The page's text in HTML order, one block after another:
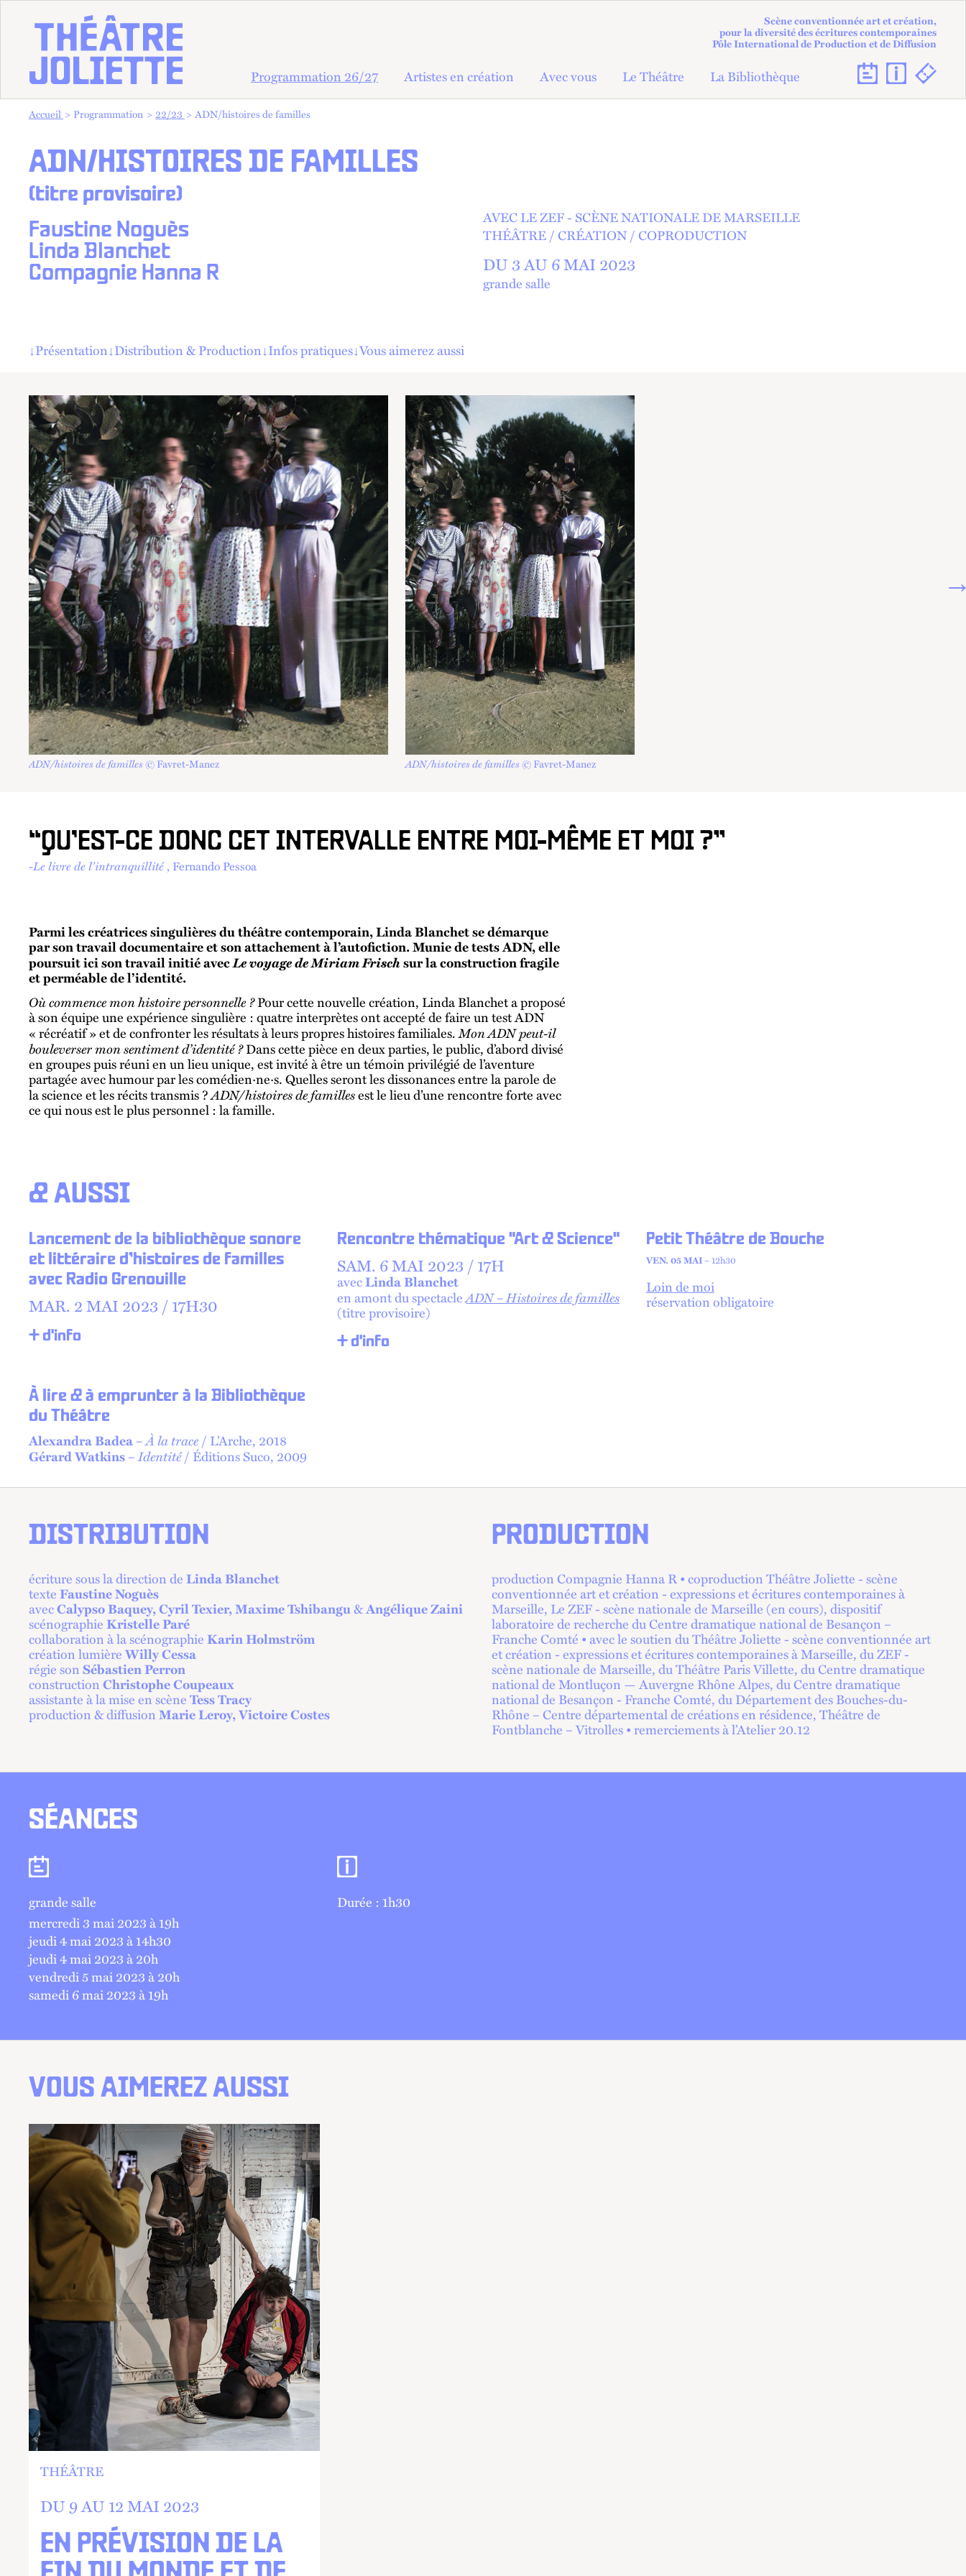
Scène conventionnée art et création,
pour la diversité des écritures contemporaines
Pôle International de Production et de Diffusion
Programmation 26/27 Artistes en création Avec vous Le Théâtre La Bibliothèque
Vous êtes dans :
Accueil Programmation 22/23 ADN/histoires de familles
ADN/HISTOIRES DE FAMILLES
(titre provisoire)
Faustine Noguès
Linda Blanchet
Compagnie Hanna R
AVEC LE ZEF - SCÈNE NATIONALE DE MARSEILLE
THÉÂTRE
CRÉATION COPRODUCTION
DU 3 AU6 MAI 2023
grande salle
↓Présentation↓Distribution & Production↓Infos pratiques↓Vous aimerez aussi
ADN/histoires de familles © Favret-Manez ADN/histoires de familles © Favret-Manez
“QU’EST-CE DONC CET INTERVALLE ENTRE MOI-MÊME ET MOI ?”
-Le livre de l’intranquillité, Fernando Pessoa
Parmi les créatrices singulières du théâtre contemporain, Linda Blanchet se démarque
par son travail documentaire et son attachement à l’autofiction. Munie de tests ADN, elle
poursuit ici son travail initié avecLe voyage de Miriam Frischsur la construction fragile
et perméable de l’identité.
Où commence mon histoire personnelle ?Pour cette nouvelle création, Linda Blanchet a proposé
à son équipe une expérience singulière : quatre interprètes ont accepté de faire un test ADN
« récréatif » et de confronter les résultats à leurs propres histoires familiales.Mon ADN peut-il
bouleverser mon sentiment d’identité ?Dans cette pièce en deux parties, le public, d’abord divisé
en groupes puis réuni en un lieu unique, est invité à être un témoin privilégié de l’aventure
partagée avec humour par les comédien·ne·s. Quelles seront les dissonances entre la parole de
la science et les récits transmis ?ADN/histoires de famillesest le lieu d’une rencontre forte avec
ce qui nous est le plus personnel : la famille.
& AUSSI
Lancement de la bibliothèque sonore
et littéraire d’histoires de familles
avec Radio Grenouille
MAR. 2 MAI 2023 /17H30
+ d'info
Rencontre thématique "Art & Science"
SAM. 6 MAI 2023 /17H
avecLinda Blanchet
en amont du spectacleADN – Histoires de familles
(titre provisoire)
+ d'info
Petit Théâtre de Bouche
VEN. 05 MAI– 12h30
Loin de moi
réservation obligatoire
À lire & à emprunter à la Bibliothèque
du Théâtre
Alexandra Badea–À la trace/ L’Arche, 2018
Gérard Watkins–Identité/ Éditions Suco, 2009
DISTRIBUTION
écriture sous la direction deLinda Blanchet
texteFaustine Noguès
avecCalypso Baquey, Cyril Texier, Maxime Tshibangu&Angélique Zaini
scénographieKristelle Paré
collaboration à la scénographieKarin Holmström
création lumièreWilly Cessa
régie sonSébastien Perron
constructionChristophe Coupeaux
assistante à la mise en scèneTess Tracy
production & diffusionMarie Leroy, Victoire Costes
PRODUCTION
production Compagnie Hanna R • coproduction Théâtre Joliette - scène
conventionnée art et création - expressions et écritures contemporaines à
Marseille, Le ZEF - scène nationale de Marseille (en cours), dispositif
laboratoire de recherche du Centre dramatique national de Besançon –
Franche Comté • avec le soutien du Théâtre Joliette - scène conventionnée art
et création - expressions et écritures contemporaines à Marseille, du ZEF -
scène nationale de Marseille, du Théâtre Paris Villette, du Centre dramatique
national de Montluçon — Auvergne Rhône Alpes, du Centre dramatique
national de Besançon - Franche Comté, du Département des Bouches-du-
Rhône – Centre départemental de créations en résidence, Théâtre de
Fontblanche – Vitrolles • remerciements à l’Atelier 20.12
SÉANCES
Séances
grande salle
mercredi 3 mai 2023 à 19h
jeudi 4 mai 2023 à 14h30
jeudi 4 mai 2023 à 20h
vendredi 5 mai 2023 à 20h
samedi 6 mai 2023 à 19h
Informations pratiques
Durée : 1h30
VOUS AIMEREZ AUSSI
EN PRÉVISION DE LA
THÉÂTRE
DU 9 AU12 MAI 2023